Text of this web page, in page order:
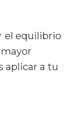
el equilibrio
aplicar a tu